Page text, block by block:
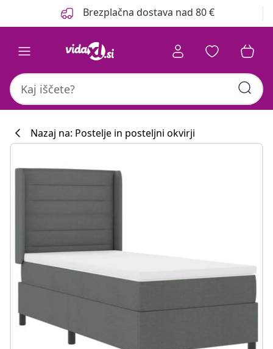
Brezplačna dostava nad 80 €
Nazaj na: Postelje in posteljni okvirji